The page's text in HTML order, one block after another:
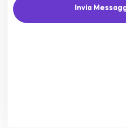
Invia